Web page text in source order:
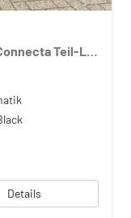
1.3 DIG-T MHEV 158 PS X-Tronic N-Connecta Teil-Leder PanoGlasdach Klimaautomatik Sitzheizung Lenkradheizung Navi ACC PDC v+h 360°Kamera DAB Bluetooth Touchscreen Apple CarPlay Android Auto 18"LM
Details